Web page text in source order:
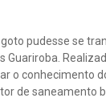
pudesse se
Guariroba.
o conhecimento
de saneamento